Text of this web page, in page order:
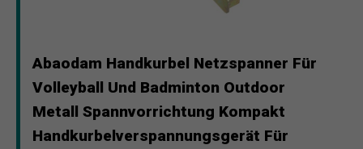
Abaodam Handkurbel Netzspanner Für
Volleyball Und Badminton Outdoor
Metall Spannvorrichtung Kompakt
Handkurbelverspannungsgerät Für